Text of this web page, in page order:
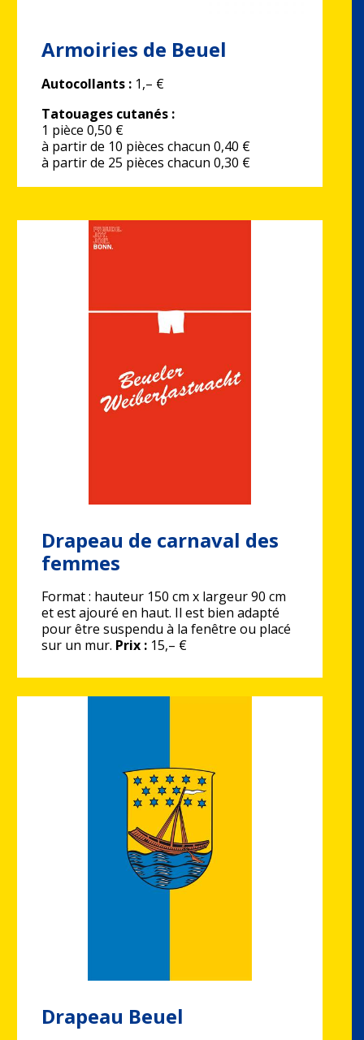
Armoiries de Beuel
Autocollants : 1,– €
Tatouages cutanés :
1 pièce 0,50 €
à partir de 10 pièces chacun 0,40 €
à partir de 25 pièces chacun 0,30 €
Drapeau de carnaval des
femmes
Format : hauteur 150 cm x largeur 90 cm
et est ajouré en haut. Il est bien adapté
pour être suspendu à la fenêtre ou placé
sur un mur. Prix : 15,– €
Drapeau Beuel